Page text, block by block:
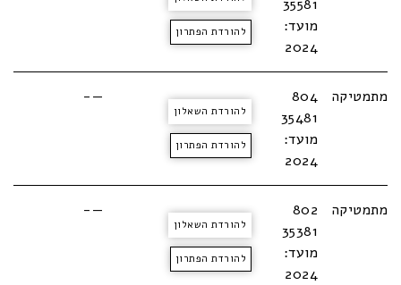
35581
מועד:
2024
להורדת הפתרון
מתמטיקה
804
35481
מועד:
2024
להורדת השאלון
להורדת הפתרון
—-
מתמטיקה
802
35381
מועד:
2024
להורדת השאלון
להורדת הפתרון
—-